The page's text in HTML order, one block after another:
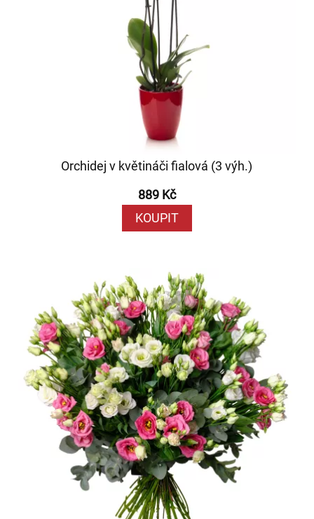
Orchidej v květináči fialová (3 výh.)
889 Kč
KOUPIT